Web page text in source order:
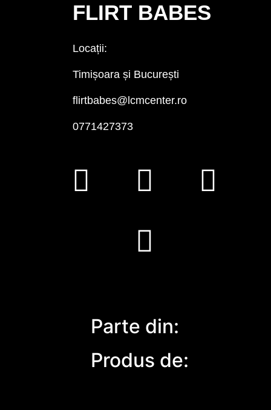
FLIRT BABES
Locații:
Timișoara și București
flirtbabes@lcmcenter.ro
0771427373
Parte din:
Produs de: